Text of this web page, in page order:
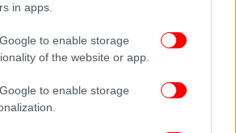
in apps.
to enable storage
of the website or app.
to enable storage